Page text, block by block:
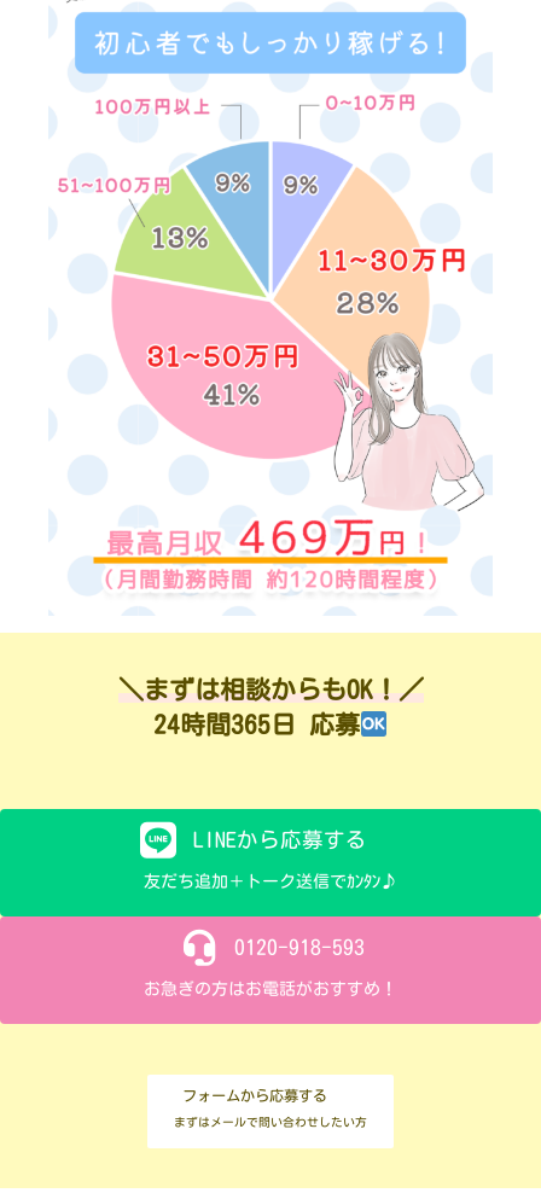
＼まずは相談からもOK！／
24時間365日 応募
LINEから応募する
友だち追加＋トーク送信でｶﾝﾀﾝ♪
0120-918-593
お急ぎの方はお電話がおすすめ！
フォームから応募する
まずはメールで問い合わせしたい方